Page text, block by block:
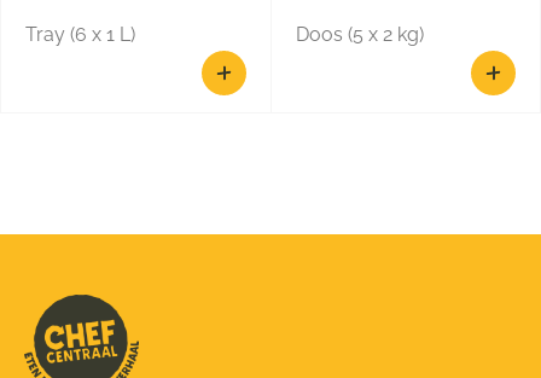
Tray (6 x 1 L) Doos (5 x 2 kg)